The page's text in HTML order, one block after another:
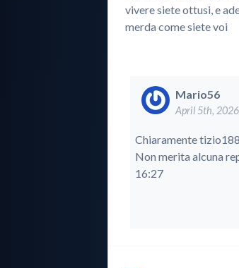
vivere siete ottusi, e
merda come siete voi
Mario56
April 5th, 2026
Chiaramente
Non merita alcuna
16:27